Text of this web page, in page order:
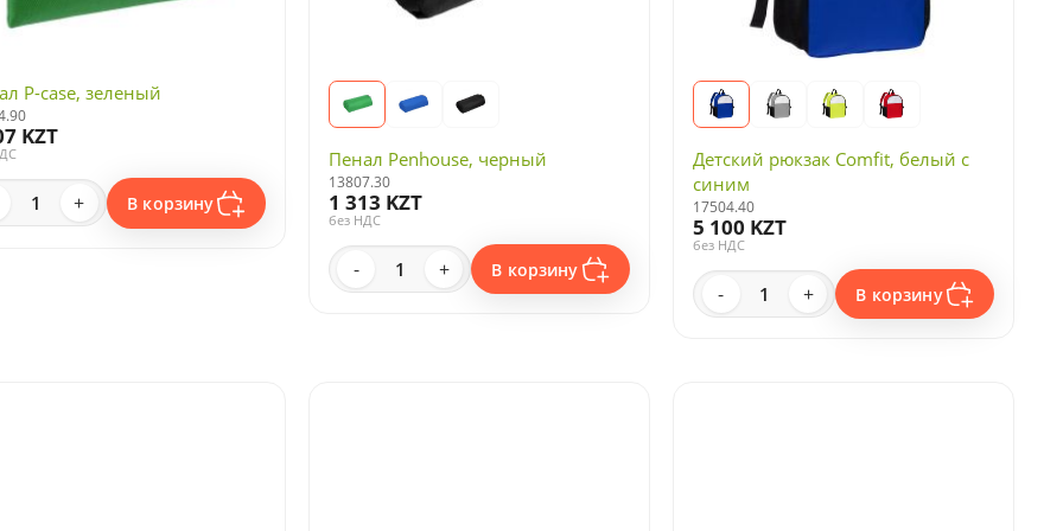
P-case, зеленый
KZT
+ В корзину
Пенал Penhouse, черный
13807.30
1 313 KZT
без НДС
- + В корзину
Детский рюкзак Comfit, белый с
синим
17504.40
5 100 KZT
без НДС
- + В корзину